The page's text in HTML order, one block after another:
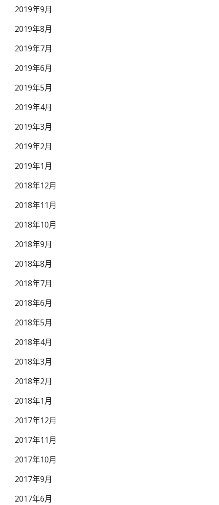
2019年9月
2019年8月
2019年7月
2019年6月
2019年5月
2019年4月
2019年3月
2019年2月
2019年1月
2018年12月
2018年11月
2018年10月
2018年9月
2018年8月
2018年7月
2018年6月
2018年5月
2018年4月
2018年3月
2018年2月
2018年1月
2017年12月
2017年11月
2017年10月
2017年9月
2017年6月